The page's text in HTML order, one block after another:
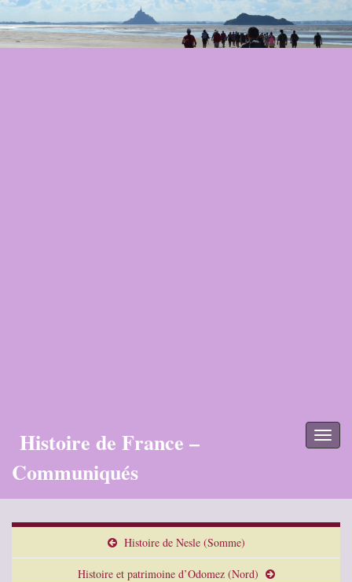
Histoire de France –
Communiqués
Histoire de Nesle (Somme)
Histoire et patrimoine d’Odomez (Nord)